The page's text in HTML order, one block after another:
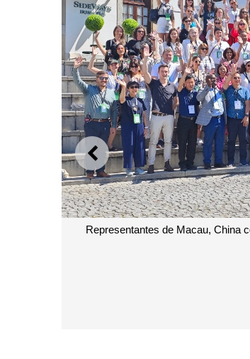
ANTERIOR
Representantes de Macau, China